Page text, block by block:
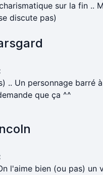
sur la fin ..
discute pas)
.. Un personnage barré
que ça ^^
l'aime bien (ou pas) un